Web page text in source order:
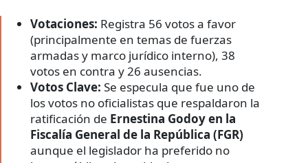
Votaciones: Registra 56 votos a favor
(principalmente en temas de fuerzas
armadas y marco jurídico interno), 38
votos en contra y 26 ausencias.
Votos Clave: Se especula que fue uno de
los votos no oficialistas que respaldaron la
ratificación de Ernestina Godoy en la
Fiscalía General de la República (FGR)
aunque el legislador ha preferido no